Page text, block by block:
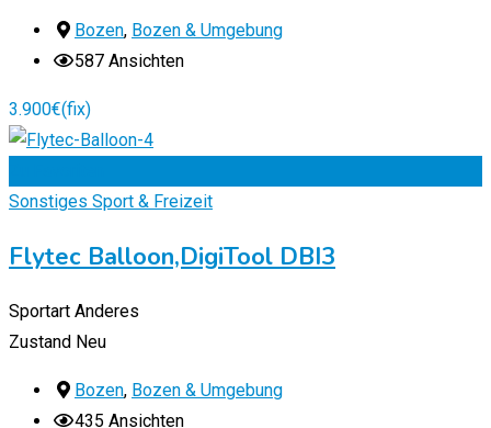
Bozen, Bozen & Umgebung
587 Ansichten
3.900€(fix)
Sonstiges Sport & Freizeit
Flytec Balloon,DigiTool DBI3
Sportart Anderes
Zustand Neu
Bozen, Bozen & Umgebung
435 Ansichten